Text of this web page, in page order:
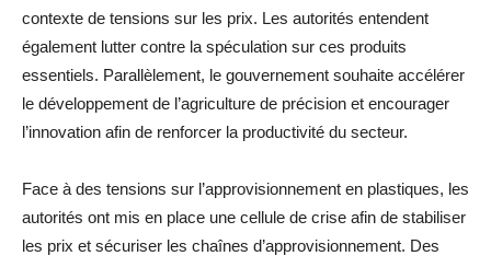
contexte de tensions sur les prix. Les autorités entendent
également lutter contre la spéculation sur ces produits
essentiels. Parallèlement, le gouvernement souhaite accélérer
le développement de l’agriculture de précision et encourager
l’innovation afin de renforcer la productivité du secteur.
Face à des tensions sur l’approvisionnement en plastiques, les
autorités ont mis en place une cellule de crise afin de stabiliser
les prix et sécuriser les chaînes d’approvisionnement. Des